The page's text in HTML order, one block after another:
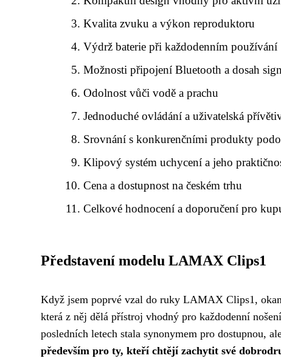
Kvalita zvuku a výkon reproduktoru
Výdrž baterie při každodenním používání
Možnosti připojení Bluetooth a dosah
Odolnost vůči vodě a prachu
Jednoduché ovládání a uživatelská
Srovnání s konkurenčními produkty
Klipový systém uchycení a jeho
Cena a dostupnost na českém trhu
Celkové hodnocení a doporučení pro
Představení modelu LAMAX Clips1
Když jsem poprvé vzal do ruky LAMAX Clips1,
která z něj dělá přístroj vhodný pro každodenní
posledních letech stala synonymem pro dostupnou,
především pro ty, kteří chtějí zachytit své